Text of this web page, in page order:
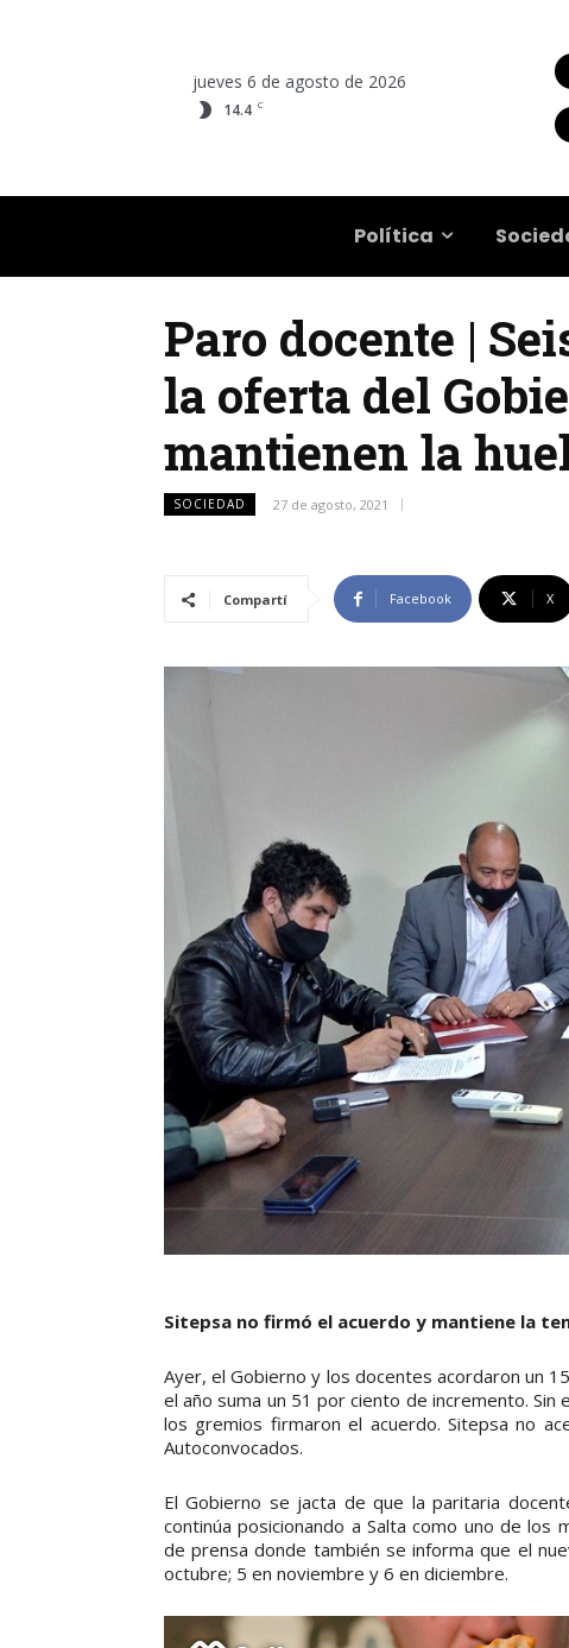
jueves 6 de agosto de 2026
14.4 C
Política
Paro docente |
la oferta del
mantienen la
SOCIEDAD 27 de agosto, 2021
Compartí Facebook X
Sitepsa no firmó el acuerdo y mantiene la
Ayer, el Gobierno y los docentes acordaron un
el año suma un 51 por ciento de incremento.
los gremios firmaron el acuerdo. Sitepsa no
Autoconvocados.
El Gobierno se jacta de que la paritaria
continúa posicionando a Salta como uno de
de prensa donde también se informa que el
octubre; 5 en noviembre y 6 en diciembre.